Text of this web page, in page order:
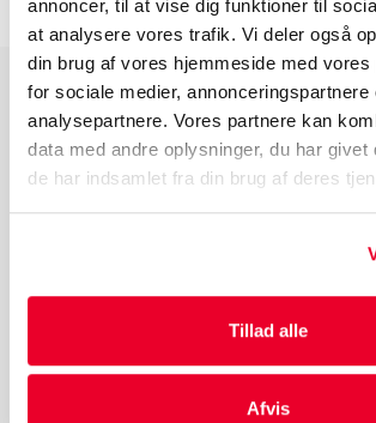
annoncer, til at vise dig funktioner til
at analysere vores trafik. Vi deler også
din brug af vores hjemmeside med vores
for sociale medier, annonceringspartnere
analysepartnere. Vores partnere kan
data med andre oplysninger, du har givet
de har indsamlet fra din brug af deres
Tillad alle
Afvis
PRODUKTGRUPPER
Industri Emballage
Reklame Emballage
Kuverter Og Emballage Til